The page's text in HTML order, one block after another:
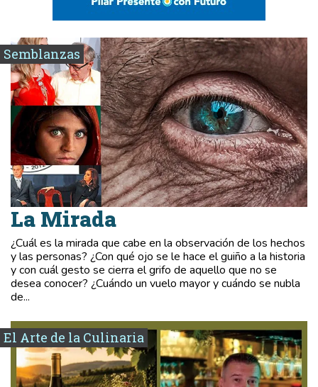
Semblanzas
La Mirada
¿Cuál es la mirada que cabe en la observación de los hechos
y las personas? ¿Con qué ojo se le hace el guiño a la historia
y con cuál gesto se cierra el grifo de aquello que no se
desea conocer? ¿Cuándo un vuelo mayor y cuándo se nubla
de...
El Arte de la Culinaria